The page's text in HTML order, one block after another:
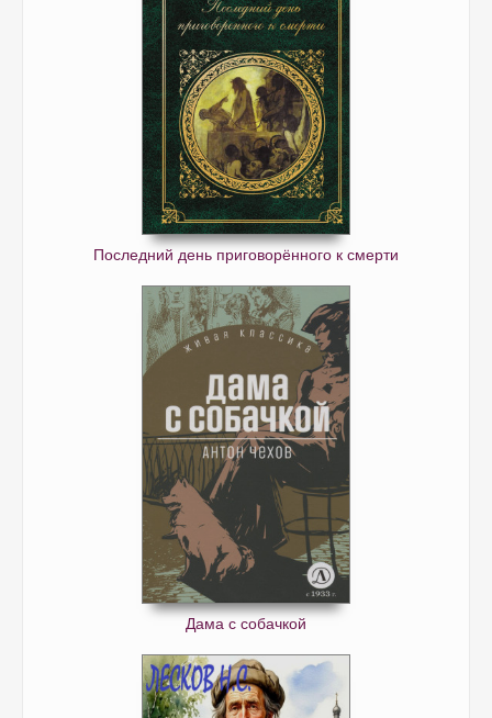
Последний день приговорённого к смерти
Дама с собачкой